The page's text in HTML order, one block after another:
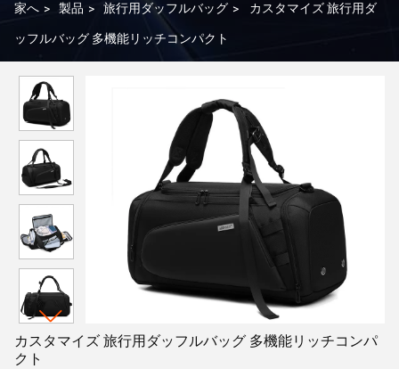
家へ > 製品 > 旅行用ダッフルバッグ > カスタマイズ 旅行用ダ
ッフルバッグ 多機能リッチコンパクト
カスタマイズ 旅行用ダッフルバッグ 多機能リッチコンパ
クト